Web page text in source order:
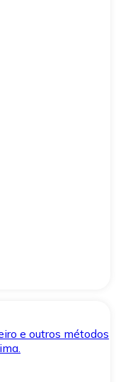
e outros métodos